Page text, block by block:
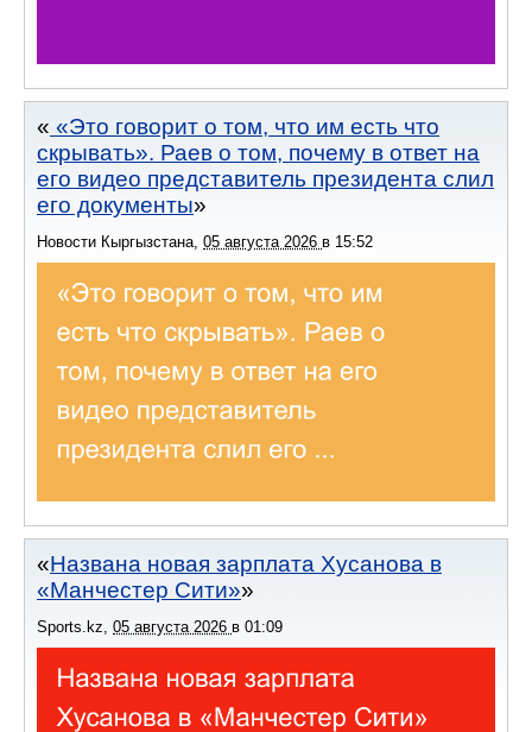
«Это говорит о том, что им есть что
скрывать». Раев о том, почему в ответ на
его видео представитель президента слил
его документы
Новости Кыргызстана 05 августа 2026 в 15:52
Названа новая зарплата Хусанова в
«Манчестер Сити»
Sports.kz, 05 августа 2026 в 01:09